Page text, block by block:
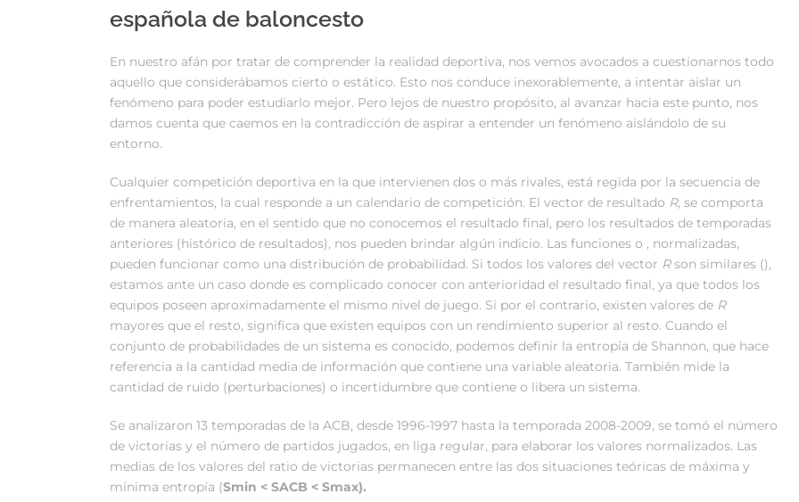
española de baloncesto
En nuestro afán por tratar de comprender la realidad deportiva, nos vemos avocados a cuestionarnos todo
aquello que considerábamos cierto o estático. Esto nos conduce inexorablemente, a intentar aislar un
fenómeno para poder estudiarlo mejor. Pero lejos de nuestro propósito, al avanzar hacia este punto, nos
damos cuenta que caemos en la contradicción de aspirar a entender un fenómeno aislándolo de su
entorno.
Cualquier competición deportiva en la que intervienen dos o más rivales, está regida por la secuencia de
enfrentamientos, la cual responde a un calendario de competición. El vector de resultado R, se comporta
de manera aleatoria, en el sentido que no conocemos el resultado final, pero los resultados de temporadas
anteriores (histórico de resultados), nos pueden brindar algún indicio. Las funciones o , normalizadas,
pueden funcionar como una distribución de probabilidad. Si todos los valores del vector Rson similares (),
estamos ante un caso donde es complicado conocer con anterioridad el resultado final, ya que todos los
equipos poseen aproximadamente el mismo nivel de juego. Si por el contrario, existen valores de R
mayores que el resto, significa que existen equipos con un rendimiento superior al resto. Cuando el
conjunto de probabilidades de un sistema es conocido, podemos definir la entropía de Shannon, que hace
referencia a la cantidad media de información que contiene una variable aleatoria. También mide la
cantidad de ruido (perturbaciones) o incertidumbre que contiene o libera un sistema.
Se analizaron 13 temporadas de la ACB, desde 1996-1997 hasta la temporada 2008-2009, se tomó el número
de victorias y el número de partidos jugados, en liga regular, para elaborar los valores normalizados. Las
medias de los valores del ratio de victorias permanecen entre las dos situaciones teóricas de máxima y
mínima entropía (Smin < SACB < Smax).